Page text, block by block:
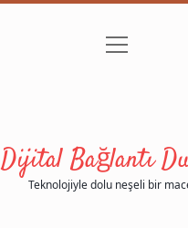
Gizlilik Politikası
menüyü
Dijital Bağlantı
Teknolojiyle dolu neşeli bir